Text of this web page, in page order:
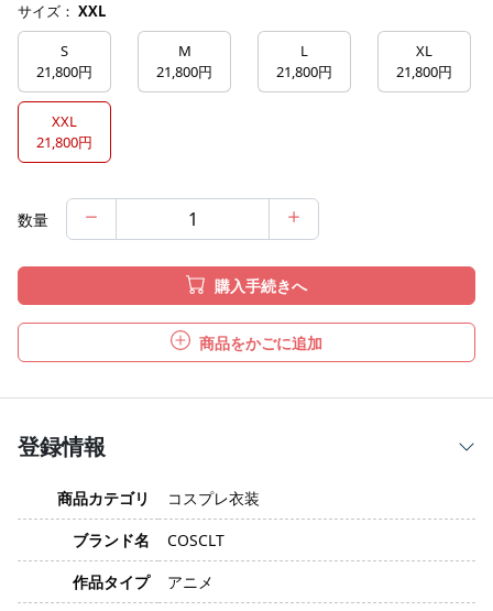
サイズ： XXL
S
21,800円
M
21,800円
L
21,800円
XL
21,800円
XXL
21,800円
数量
購入手続きへ
商品をかごに追加
登録情報
商品カテゴリ
コスプレ衣装
ブランド名
COSCLT
作品タイプ
アニメ